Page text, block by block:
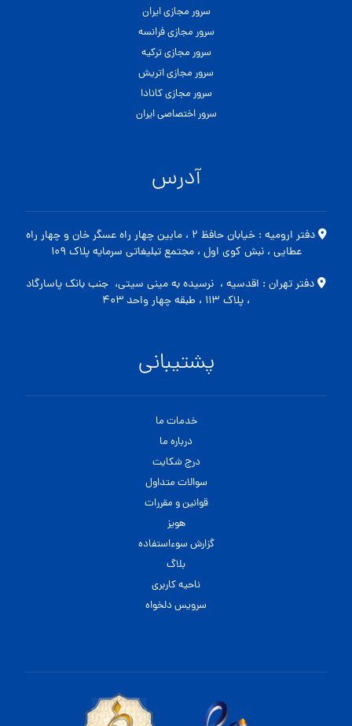
سرور مجازی ایران
سرور مجازی فرانسه
سرور مجازی ترکیه
سرور مجازی اتریش
سرور مجازی کانادا
سرور اختصاصی ایران
آدرس
دفتر ارومیه : خیابان حافظ ۲ ، مابین چهار راه عسگر خان و چهار راه
عطایی ، نبش کوی اول ، مجتمع تبلیغاتی سرمایه پلاک ۱۰۹
دفتر تهران : اقدسیه ، نرسیده به مینی سیتی، جنب بانک پاسارگاد
، پلاک ۱۱۳ ، طبقه چهار واحد ۴۰۳
پشتیبانی
خدمات ما
درباره ما
درج شکایت
سوالات متداول
قوانین و مقررات
هویز
گزارش سوءاستفاده
بلاگ
ناحیه کاربری
سرویس دلخواه